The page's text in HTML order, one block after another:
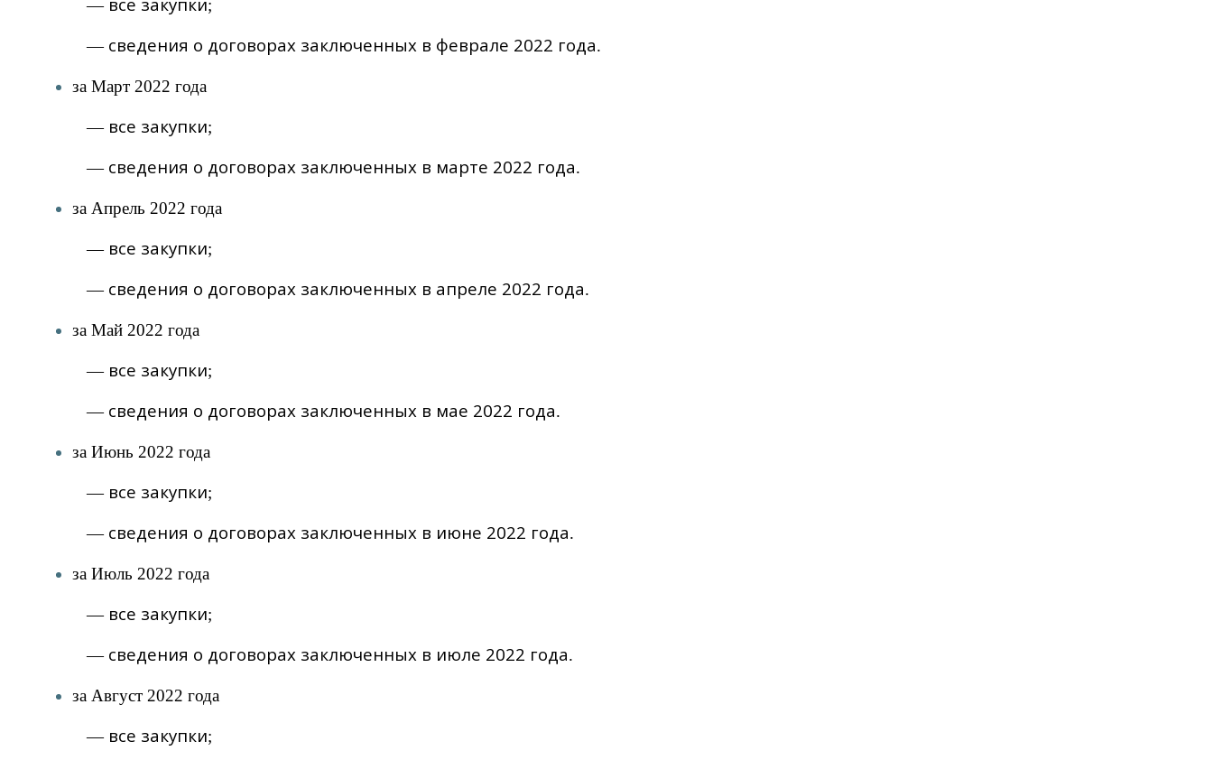
— ;
— сведения о договорах заключенных в феврале 2022 года.
за Март 2022 года
— все закупки;
— сведения о договорах заключенных в марте 2022 года.
за Апрель 2022 года
— все закупки;
— сведения о договорах заключенных в апреле 2022 года.
за Май 2022 года
— все закупки;
— сведения о договорах заключенных в мае 2022 года.
за Июнь 2022 года
— все закупки;
— сведения о договорах заключенных в июне 2022 года.
за Июль 2022 года
— все закупки;
— сведения о договорах заключенных в июле 2022 года.
за Август 2022 года
— все закупки;